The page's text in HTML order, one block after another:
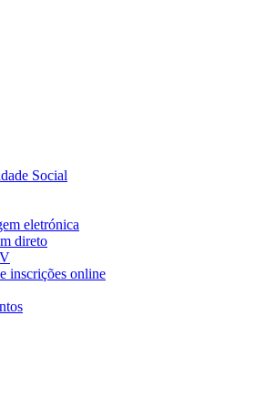
Social
eletrónica
direto
inscrições online